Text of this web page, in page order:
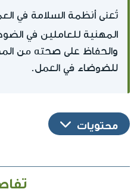
تُعنىأنظمة السلامة في
المهنية للعاملين في
والحفاظ على صحته من
للضوضاء في العمل.
محتويات